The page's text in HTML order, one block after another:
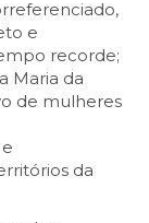
e
recorde;
Maria da
de mulheres
da